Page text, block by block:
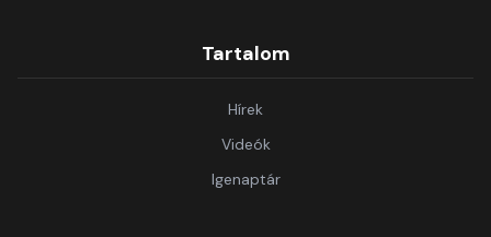
Tartalom
Hírek
Videók
Igenaptár